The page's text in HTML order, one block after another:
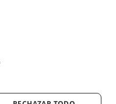
de Privacidad